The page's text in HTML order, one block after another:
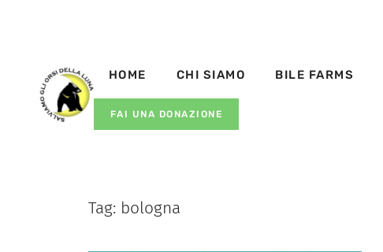
HOME CHI SIAMO BILE FARMS
FAI UNA DONAZIONE
Tag: bologna